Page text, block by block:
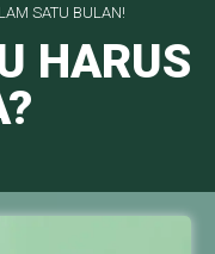
SATU BULAN!
HARUS